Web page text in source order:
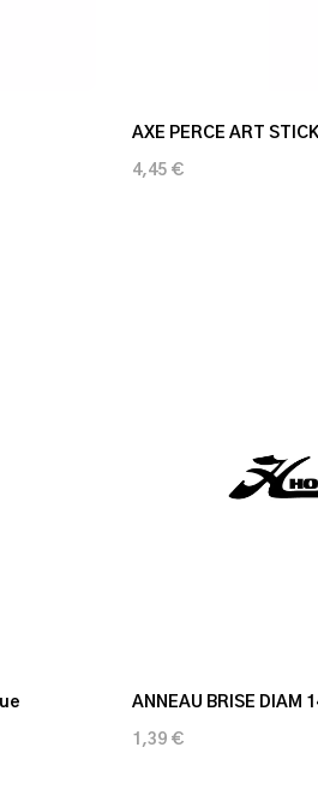
AXE PERCE ART
4,45 €
ANNEAU BRISE DIAM
1,39 €